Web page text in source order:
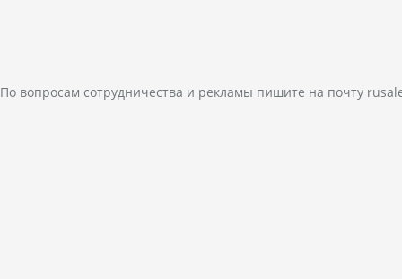
По вопросам сотрудничества и рекламы пишите на почту